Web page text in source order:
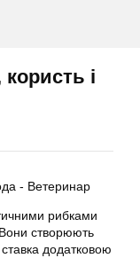
і
рибками
створюють
додатковою